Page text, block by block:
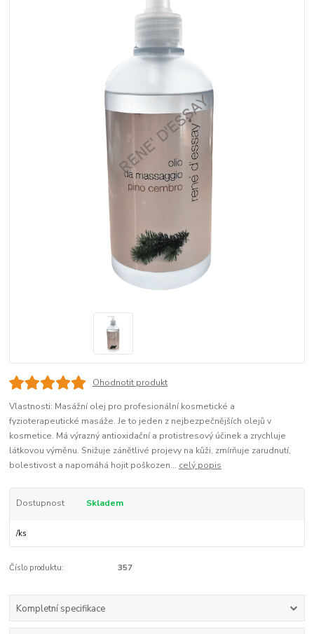
Ohodnotit produkt
Vlastnosti: Masážní olej pro profesionální kosmetické a
fyzioterapeutické masáže. Je to jeden z nejbezpečnějších olejů v
kosmetice. Má výrazný antioxidační a protistresový účinek a zrychluje
látkovou výměnu. Snižuje zánětlivé projevy na kůži, zmírňuje zarudnutí,
bolestivost a napomáhá hojit poškozen... celý popis
Dostupnost Skladem
/ks
Číslo produktu: 357
Kompletní specifikace